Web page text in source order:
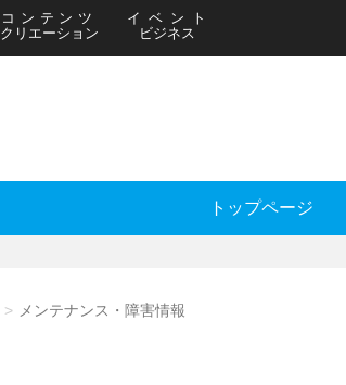
コンテンツ
クリエーション
イベント
ビジネス
トップページ
メンテナンス・障害情報